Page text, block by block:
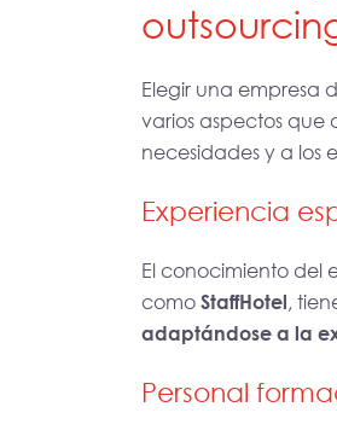
Elegir una empresa
varios aspectos que
necesidades y a los
Experiencia
El conocimiento del
como StaffHotel,
adaptándose a la
Personal